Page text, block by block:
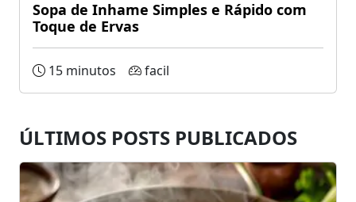
Sopa de Inhame Simples e Rápido com
Toque de Ervas
15 minutos facil
ÚLTIMOS POSTS PUBLICADOS